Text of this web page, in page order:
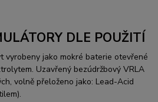
DLE POUŽITÍ
vyrobeny jako mokré baterie otevřené
Uzavřený bezúdržbový VRLA
volně přeloženo jako: Lead-Acid